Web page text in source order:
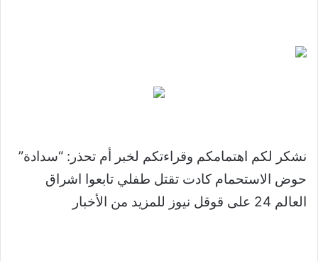
نشكر لكم اهتمامكم وقراءتكم لخبر أم تحذر: “سدادة”
حوض الاستحمام كادت تقتل طفلي تابعوا اشراق
العالم 24 على قوقل نيوز للمزيد من الأخبار